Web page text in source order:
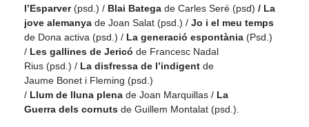
l’Esparver(psd .) / Blai Batega de Carles Seré (psd) / La
jove alemanya de Joan Salat (psd .) / Jo i el meu temps
de Dona activa (psd .) / La generació espontània (Psd .)
/ Les gallines de Jericó de Francesc Nadal
Rius (psd .) / La disfressa de l’indigent de
Jaume Bonet i Fleming (psd .)
/ Llum de lluna plena de Joan Marquillas / La
Guerra dels cornuts de Guillem Montalat (psd .).